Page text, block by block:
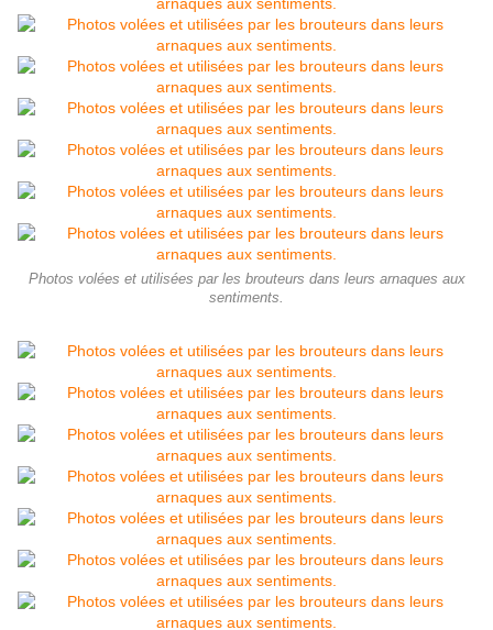
Photos volées et utilisées par les brouteurs dans leurs arnaques aux
sentiments.